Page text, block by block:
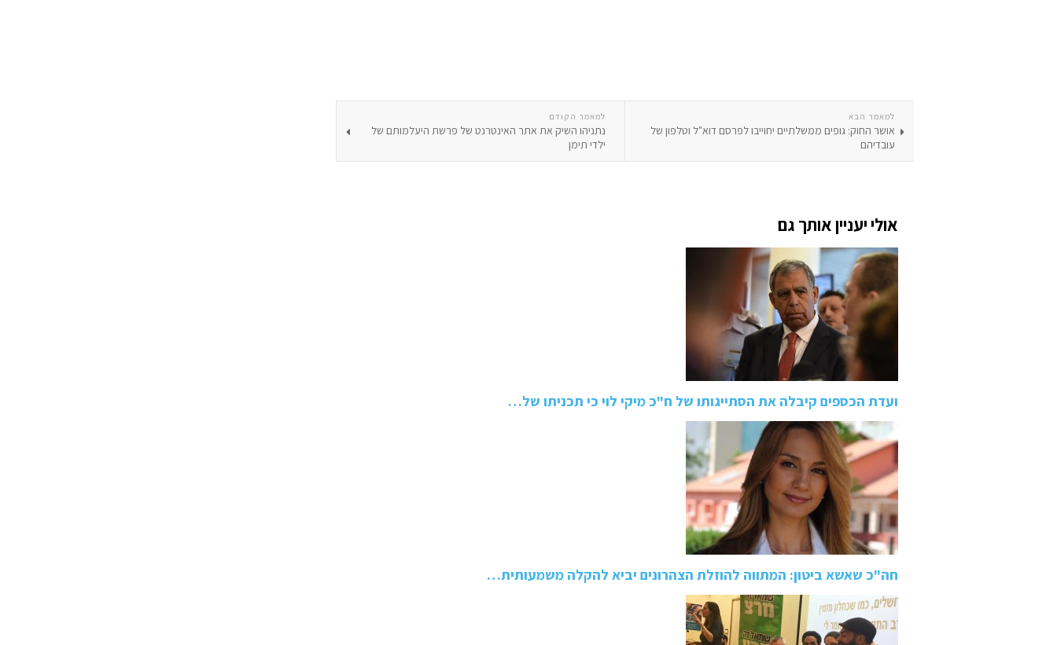
למאמר הקודם
נתניהו השיק את אתר האינטרנט של פרשת היעלמותם של
ילדי תימן
למאמר הבא
אושר החוק: גופים ממשלתיים יחוייבו לפרסם דוא"ל וטלפון של
עובדיהם
אולי יעניין אותך גם
ועדת הכספים קיבלה את הסתייגותו של ח"כ מיקי לוי כי תכניתו של…
חה"כ שאשא ביטון: המתווה להוזלת הצהרונים יביא להקלה משמעותית…